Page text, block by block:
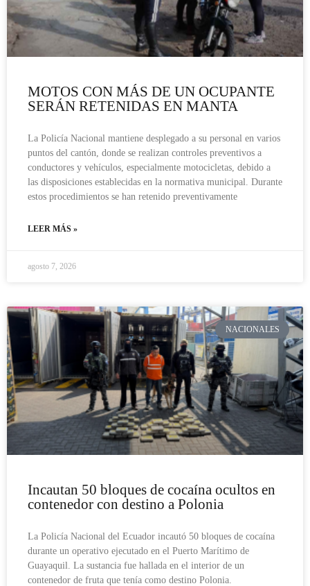
MOTOS CON MÁS DE UN OCUPANTE
SERÁN RETENIDAS EN MANTA
La Policía Nacional mantiene desplegado a su personal en varios
puntos del cantón, donde se realizan controles preventivos a
conductores y vehículos, especialmente motocicletas, debido a
las disposiciones establecidas en la normativa municipal. Durante
estos procedimientos se han retenido preventivamente
LEER MÁS »
agosto 7, 2026
NACIONALES
Incautan 50 bloques de cocaína ocultos en
contenedor con destino a Polonia
La Policía Nacional del Ecuador incautó 50 bloques de cocaína
durante un operativo ejecutado en el Puerto Marítimo de
Guayaquil. La sustancia fue hallada en el interior de un
contenedor de fruta que tenía como destino Polonia.